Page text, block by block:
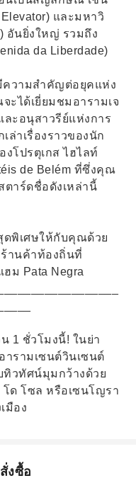
และมหาวิ
อันยิ่งใหญ่ รวมถึง
da Liberdade)
มีความสำคัญต่อยุคแห่ง
ได้เยี่ยมชมอารามเจ
ละอนุสาวรีย์แห่งการ
าเรื่องราวของนัก
โปรตุเกส ไฮไลท์
de Belém ที่ซึ่งคุณ
ตาร์ดชื่อดังเหล่านี้
ดพิเศษให้กับคุณด้วย
านค้าท้องถิ่นที่
ม Pata Negra
1 ชั่วโมงนี้! ในย่า
ารามเซนต์วินเซนต์
ทิวทัศน์มุมกว้างด้วย
ด โซล หรือเซนโญรา
มือง
งซื้อ